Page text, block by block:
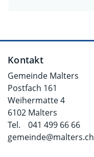
Fusszeile
Kontakt
Gemeinde Malters
Postfach 161
Weihermatte 4
6102 Malters
Tel.
041 499 66 66
gemeinde@malters.ch